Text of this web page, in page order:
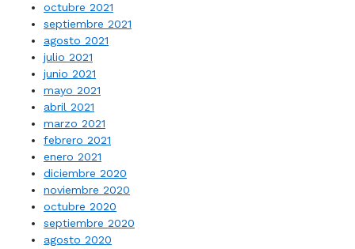
octubre 2021
septiembre 2021
agosto 2021
julio 2021
junio 2021
mayo 2021
abril 2021
marzo 2021
febrero 2021
enero 2021
diciembre 2020
noviembre 2020
octubre 2020
septiembre 2020
agosto 2020